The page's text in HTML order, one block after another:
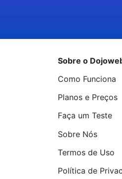
Sobre o
Como Funciona
Planos e Preços
Faça um Teste
Sobre Nós
Termos de Uso
Política de